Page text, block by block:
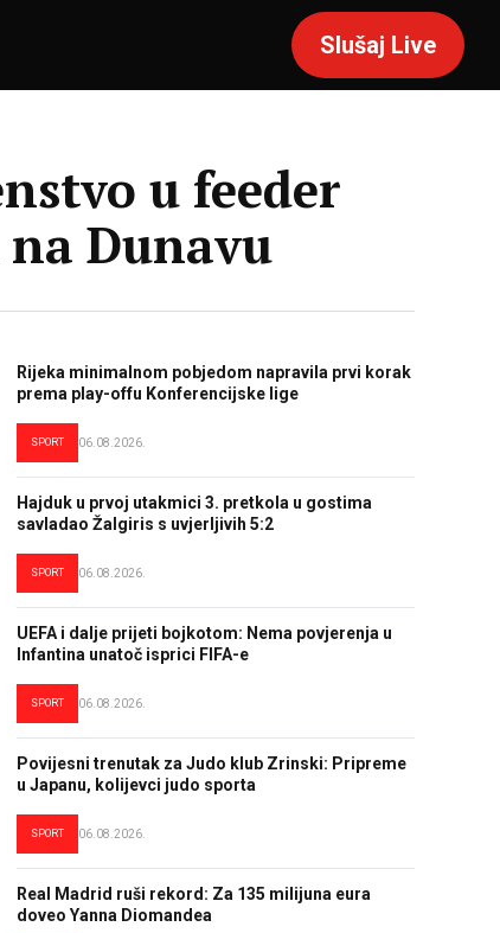
Slušaj Live
u feeder
Dunavu
Rijeka minimalnom pobjedom napravila prvi korak
prema play-offu Konferencijske lige
SPORT 06.08.2026.
Hajduk u prvoj utakmici 3. pretkola u gostima
savladao Žalgiris s uvjerljivih 5:2
SPORT 06.08.2026.
UEFA i dalje prijeti bojkotom: Nema povjerenja u
Infantina unatoč isprici FIFA-e
SPORT 06.08.2026.
Povijesni trenutak za Judo klub Zrinski: Pripreme
u Japanu, kolijevci judo sporta
SPORT 06.08.2026.
Real Madrid ruši rekord: Za 135 milijuna eura
doveo Yanna Diomandea